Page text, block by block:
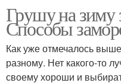
Грушу на зиму
Способы
Как уже отмечалось
разному. Нет какого-то
своему хороши и